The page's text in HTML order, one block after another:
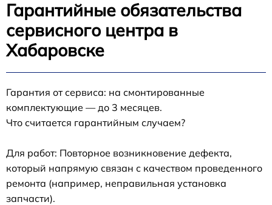
Гарантийные обязательства
сервисного центра в
Хабаровске
Гарантия от сервиса: на смонтированные
комплектующие — до 3 месяцев.
Что считается гарантийным случаем?
Для работ: Повторное возникновение дефекта,
который напрямую связан с качеством проведенного
ремонта (например, неправильная установка
запчасти).